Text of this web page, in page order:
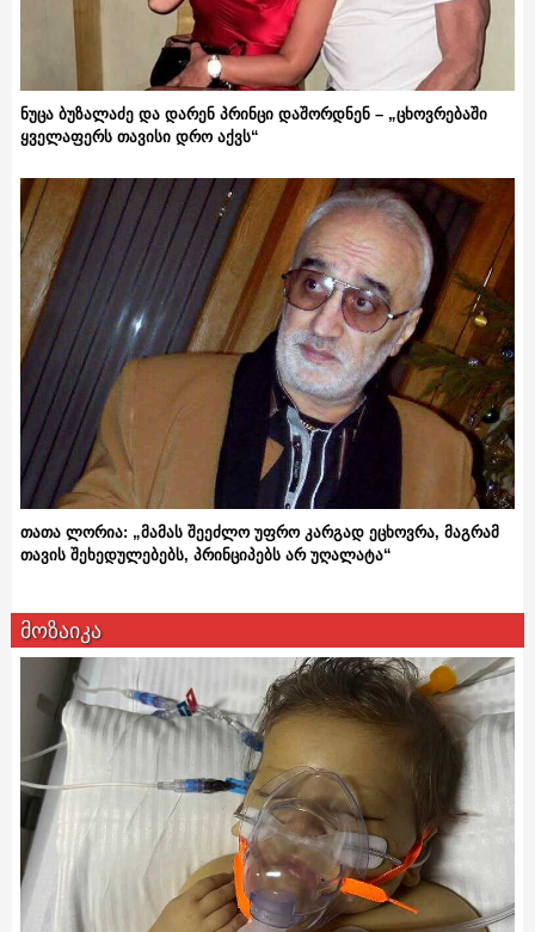
ნუცა ბუზალაძე და დარენ პრინცი დაშორდნენ – „ცხოვრებაში
ყველაფერს თავისი დრო აქვს“
თათა ლორია: „მამას შეეძლო უფრო კარგად ეცხოვრა, მაგრამ
თავის შეხედულებებს, პრინციპებს არ უღალატა“
მოზაიკა